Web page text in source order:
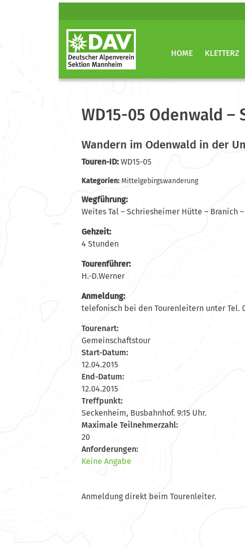
HOME KLETTERZ
WD15-05 Odenwald
Wandern im Odenwald in der
Touren-ID: WD15-05
Kategorien: Mittelgebirgswanderung
Wegführung:
Weites Tal – Schriesheimer Hütte – Branich
Gehzeit:
4 Stunden
Tourenführer:
H.-D.Werner
Anmeldung:
telefonisch bei den Tourenleitern unter Tel.
Tourenart:
Gemeinschaftstour
Start-Datum:
12.04.2015
End-Datum:
12.04.2015
Treffpunkt:
Seckenheim, Busbahnhof. 9:15 Uhr.
Maximale Teilnehmerzahl:
20
Anforderungen:
Keine Angabe
Anmeldung direkt beim Tourenleiter.